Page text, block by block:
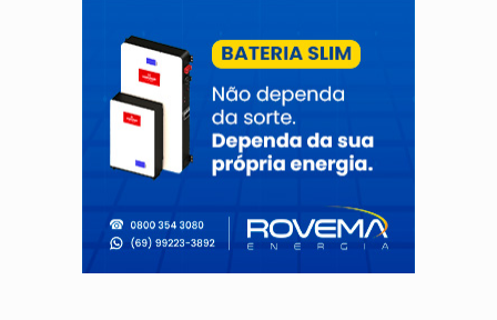
ACABOU COM PEUGEOT:Incêndio destrói carro que era rebocado para oficina
VÍDEO: Ladrão é filmado furtando moto na frente do bar
BOLSAS DE PESQUISA: Iniciativa Amazônia+10 lança chamada para fortalecer
MATERIAL:Brasil tem grandes reservas de urânio, mas produz pouco e
VÍDEO:Serpente capturada na fábrica da Coca-Cola é